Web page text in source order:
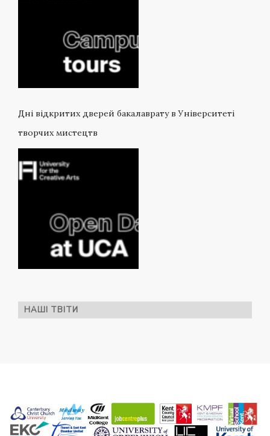
Дні відкритих дверей бакалаврату в Університеті
творчих мистецтв
НАШІ ТВІТИ